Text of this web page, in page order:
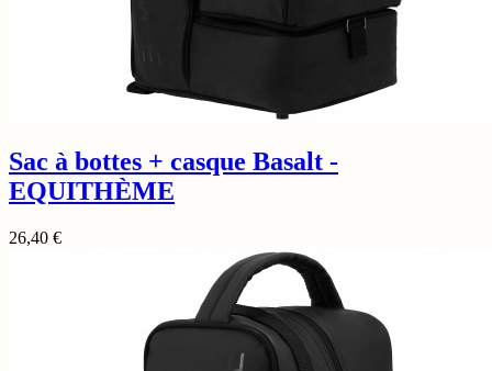
Sac à bottes + casque Basalt -
EQUITHÈME
26,40 €